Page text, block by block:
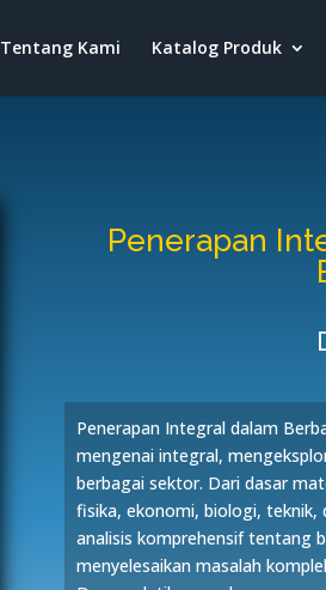
Tentang Kami Katalog Produk
Penerapan
Penerapan Integral dalam
mengenai integral,
berbagai sektor. Dari dasar
fisika, ekonomi, biologi, teknik,
analisis komprehensif tentang
menyelesaikan masalah